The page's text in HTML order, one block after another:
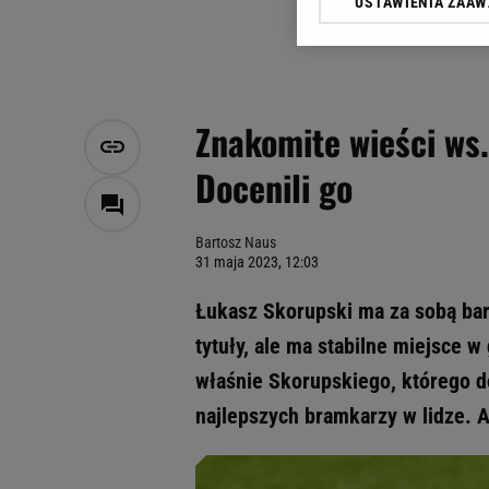
Znakomite wieści
Docenili go
Bartosz Naus
31 maja 2023, 12:03
Łukasz Skorupski ma za sobą
tytuły, ale ma stabilne miejsce
właśnie Skorupskiego, którego
najlepszych bramkarzy w lidze.
Klikając „Akceptuję”
Zaufanych Partnerów i
My, nasi Zaufani
Użycie dokładnych
Przechowywanie